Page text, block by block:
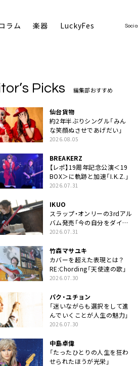
ラム 楽器 LuckyFes Social
Picks 編集部おすすめ
仙台貨物
約2年半ぶりシングル「みん
な笑顔ぬさせであげだい」
2026.08.05
BREAKERZ
【レポ】19周年記念公演＜19
BOX＞に軌跡と加速「I.K.Z.」
2026.07.31
IKUO
スラップ・オンリーの3rdアル
バム発売「今の自分をダイレ
クトに」
2026.07.31
竹森マサユキ
カバーを超えた表現とは？
RE:Chording「天使達の歌」
2026.07.30
パク・ユチョン
「迷いながらも選択をして進
んでいくことが人生の魅力」
2026.07.30
中島卓偉
「たったひとりの人生を狂わ
せられたほうが光栄」